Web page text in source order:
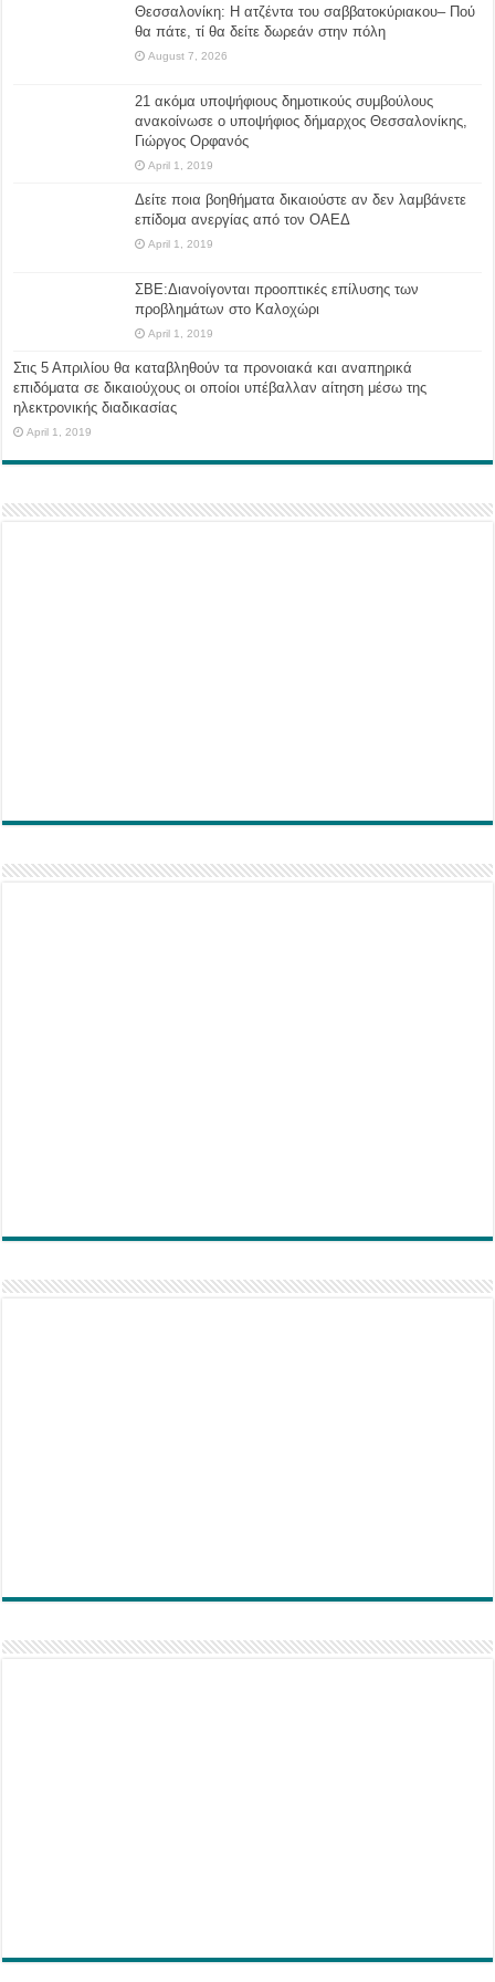
Θεσσαλονίκη: Η ατζέντα του σαββατοκύριακου– Πού
θα πάτε, τί θα δείτε δωρεάν στην πόλη
August 7, 2026
21 ακόμα υποψήφιους δημοτικούς συμβούλους
ανακοίνωσε ο υποψήφιος δήμαρχος Θεσσαλονίκης,
Γιώργος Ορφανός
April 1, 2019
Δείτε ποια βοηθήματα δικαιούστε αν δεν λαμβάνετε
επίδομα ανεργίας από τον ΟΑΕΔ
April 1, 2019
ΣΒΕ:Διανοίγονται προοπτικές επίλυσης των
προβλημάτων στο Καλοχώρι
April 1, 2019
Στις 5 Απριλίου θα καταβληθούν τα προνοιακά και αναπηρικά
επιδόματα σε δικαιούχους οι οποίοι υπέβαλλαν αίτηση μέσω της
ηλεκτρονικής διαδικασίας
April 1, 2019